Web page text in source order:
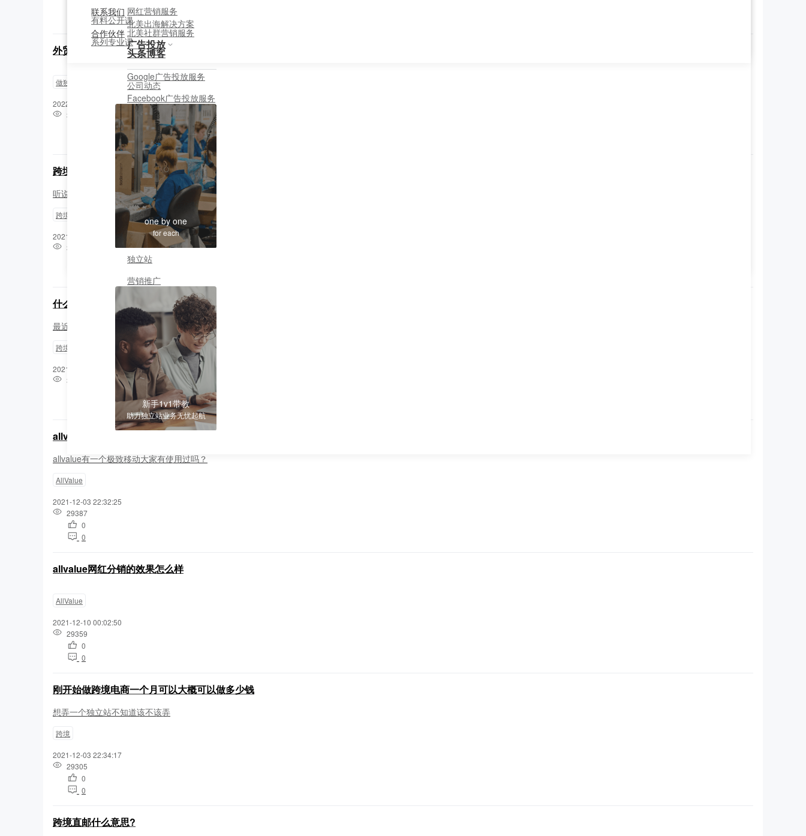
北美出海解决方案
网红营销服务
北美社群营销服务
广告投放
Google广告投放服务
Facebook广告投放服务
one by one
for each
有料公开课
系列专业课
头条博客
公司动态
行业洞察
运营干货
产品速报
成功案例
跨境社区
热门问答
跨境电商
独立站
营销推广
新手1v1带教
助力独立站业务无忧起航
联系我们
合作伙伴
外贸平台效果太差，要不要转型做独立站？
做独立站 国外做外贸的网站
2022-02-11 18:45:49
32071
跨境电商是什么意思
听说有很多不同的解释，想看看大家怎么说
跨境
2021-12-03 22:21:43
31470
什么是跨境独立站？
最近老是听到这个独立站请问这个什么指什么
跨境
2021-12-03 22:27:55
30694
allvalue移动端怎么样
allvalue有一个极致移动大家有使用过吗？
AllValue
2021-12-03 22:32:25
29387
0
0
allvalue网红分销的效果怎么样
AllValue
2021-12-10 00:02:50
29359
0
0
刚开始做跨境电商一个月可以大概可以做多少钱
想弄一个独立站不知道该不该弄
跨境
2021-12-03 22:34:17
29305
0
0
跨境直邮什么意思?